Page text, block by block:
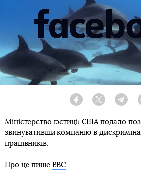
Facebook Twitter
Міністерство юстиції США подало
звинувативши компанію в
працівників.
Про це пише BBC